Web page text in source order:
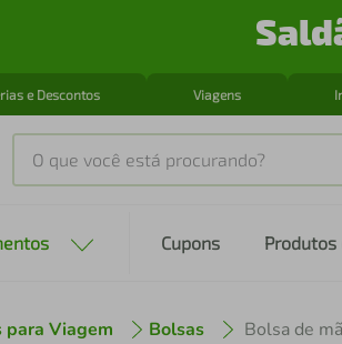
e Descontos Viagens
O que você está procurando?
Cupons Produtos
para Viagem Bolsas Bolsa de
cafeteira